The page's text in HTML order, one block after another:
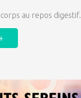
au repos digestif.